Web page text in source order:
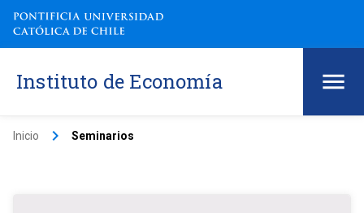
Instituto de Economía
Inicio keyboard_arrow_right Seminarios